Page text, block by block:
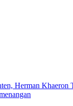
Herman Khaeron